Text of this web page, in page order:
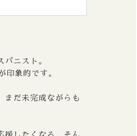
ニスト。
印象的です。
まだ未完成ながらも